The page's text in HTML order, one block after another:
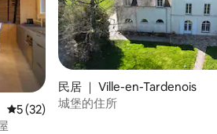
平均评分 5 分（满分 5 分），共 32 条评价
5 (32)
民居 ｜ Ville-en-Tardenois
城堡的住所